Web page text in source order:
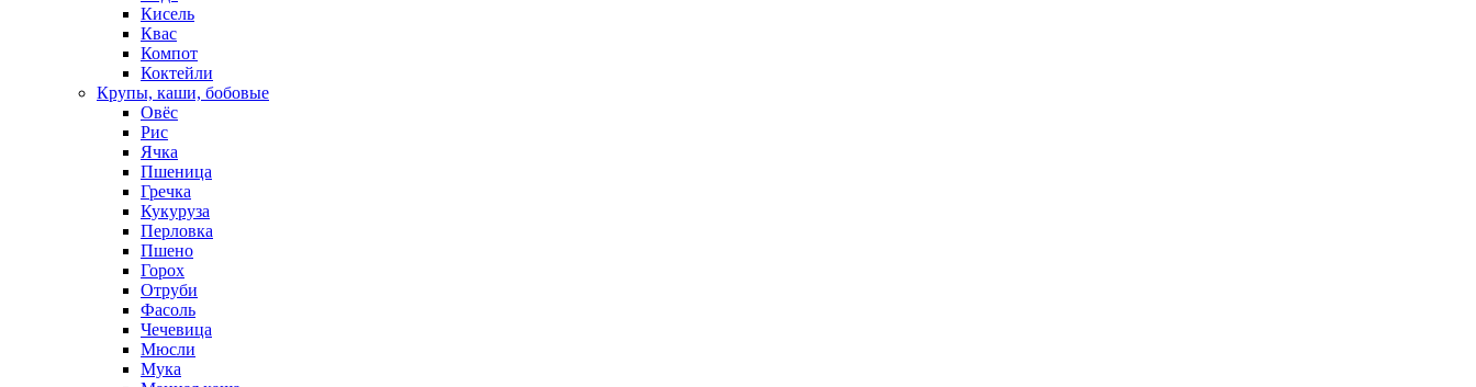
Кисель
Квас
Компот
Коктейли
Крупы, каши, бобовые
Овёс
Рис
Ячка
Пшеница
Гречка
Кукуруза
Перловка
Пшено
Горох
Отруби
Фасоль
Чечевица
Мюсли
Мука